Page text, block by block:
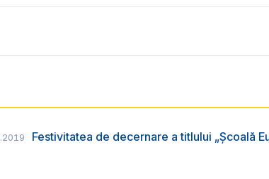
Festivitatea de decernare a titlului „Şcoală